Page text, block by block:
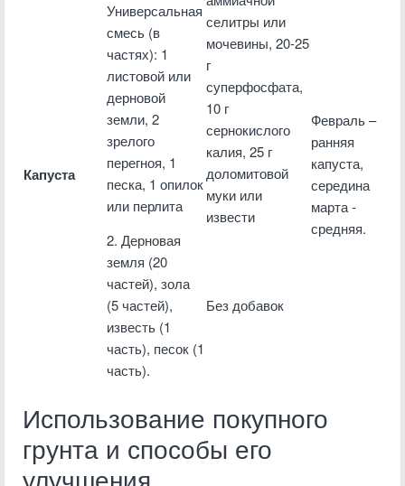
Капуста
Универсальная
смесь (в
частях): 1
листовой или
дерновой
земли, 2
зрелого
перегноя, 1
песка, 1 опилок
или перлита
селитры или
мочевины, 20-25
г
суперфосфата,
10 г
сернокислого
калия, 25 г
доломитовой
муки или
извести
Февраль –
ранняя
капуста,
середина
марта -
средняя.
2. Дерновая
земля (20
частей), зола
(5 частей),
известь (1
часть), песок (1
часть).
Без добавок
Использование покупного
грунта и способы его